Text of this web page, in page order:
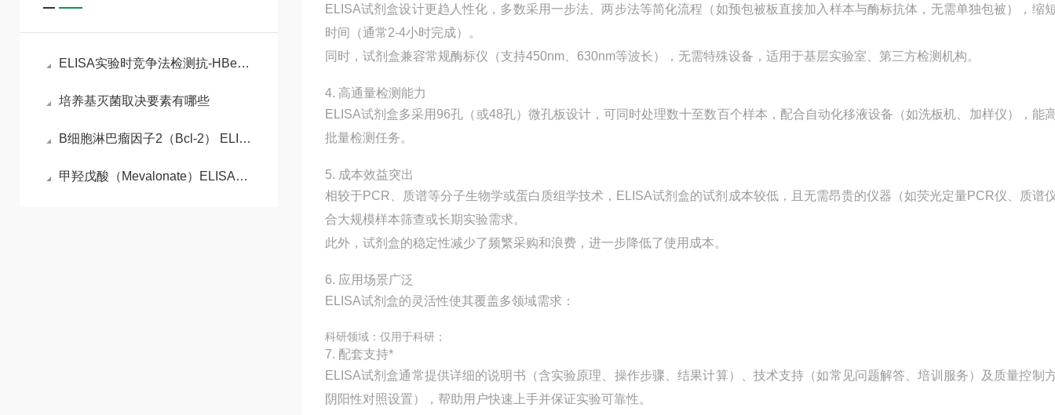
ELISA实验时竞争法检测抗-HBe实验原理
培养基灭菌取决要素有哪些
B细胞淋巴瘤因子2（Bcl-2） ELISA检测试剂盒的检测原理
甲羟戊酸（Mevalonate）ELISA检测试剂盒说明书
ELISA试剂盒设计更趋人性化，多数采用一步法、两步法等简化流程（如预包被板直接加入样本与酶标抗体，无需单独包被），缩
时间（通常2-4小时完成）。
同时，试剂盒兼容常规酶标仪（支持450nm、630nm等波长），无需特殊设备，适用于基层实验室、第三方检测机构。
4. 高通量检测能力
ELISA试剂盒多采用96孔（或48孔）微孔板设计，可同时处理数十至数百个样本，配合自动化移液设备（如洗板机、加样仪），能
批量检测任务。
5. 成本效益突出
相较于PCR、质谱等分子生物学或蛋白质组学技术，ELISA试剂盒的试剂成本较低，且无需昂贵的仪器（如荧光定量PCR仪、质谱
合大规模样本筛查或长期实验需求。
此外，试剂盒的稳定性减少了频繁采购和浪费，进一步降低了使用成本。
6. 应用场景广泛
ELISA试剂盒的灵活性使其覆盖多领域需求：
科研领域：仅用于科研；
7. 配套支持*
ELISA试剂盒通常提供详细的说明书（含实验原理、操作步骤、结果计算）、技术支持（如常见问题解答、培训服务）及质量控制
阴阳性对照设置），帮助用户快速上手并保证实验可靠性。